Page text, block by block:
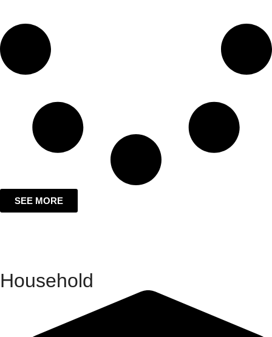
SEE MORE
Household